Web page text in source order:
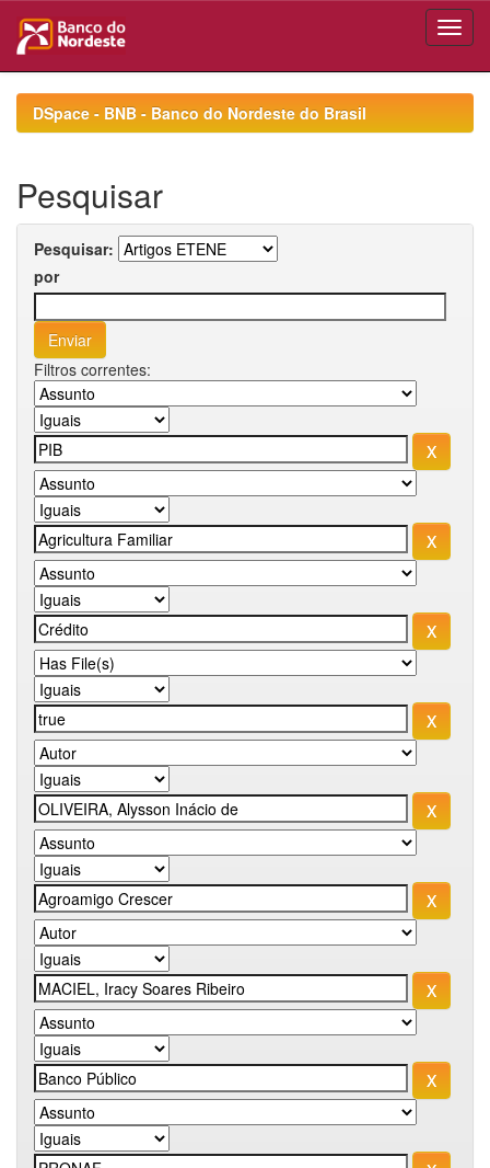
navigationDSpace - BNB - Banco do Nordeste do Brasil
Pesquisar
Pesquisar:
por
Filtros correntes: